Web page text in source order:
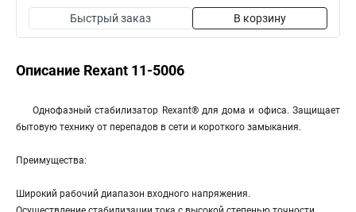
Быстрый заказ В корзину
Описание Rexant 11-5006
Однофазный стабилизатор Rexant® для дома и офиса. Защищает
бытовую технику от перепадов в сети и короткого замыкания.
Преимущества:
Широкий рабочий диапазон входного напряжения.